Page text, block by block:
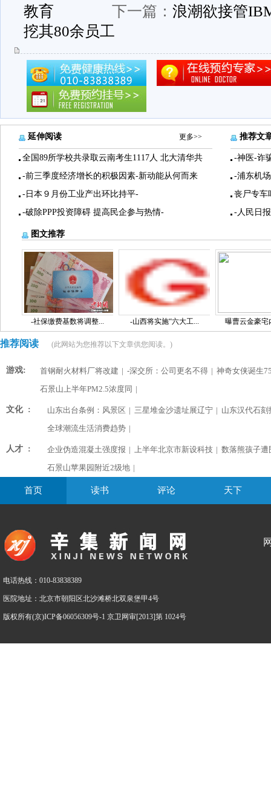
教育
下一篇： 浪潮欲接管
挖其80余员工
延伸阅读 更多>>
全国89所学校共录取云南考生1117人 北大清华共
-前三季度经济增长的积极因素-新动能从何而来
-日本９月份工业产出环比持平-
-破除PPP投资障碍 提高民企参与热情-
推荐文
-神医-诈
-浦东机
丧尸专车
-人民日
图文推荐
-社保缴费基数将调整... -山西将实施“六大工... 曝曹云金豪宅
推荐阅读 (此网站为您推荐以下文章供您阅读。)
游戏: 首钢耐火材料厂将改建 | -深交所：公司更名不得 | 神奇女侠诞生
石景山上半年PM2.5浓度同 |
文化 : 山东出台条例：风景区 | 三星堆金沙遗址展辽宁 | 山东汉代石刻
全球潮流生活消费趋势 |
人才 : 企业伪造混凝土强度报 | 上半年北京市新设科技 | 数落熊孩子遭
石景山苹果园附近2级地 |
首页 读书 评论 天下
电话热线：010-83838389
医院地址：北京市朝阳区北沙滩桥北双泉堡甲4号
版权所有(京)ICP备06056309号-1 京卫网审[2013]第 1024号